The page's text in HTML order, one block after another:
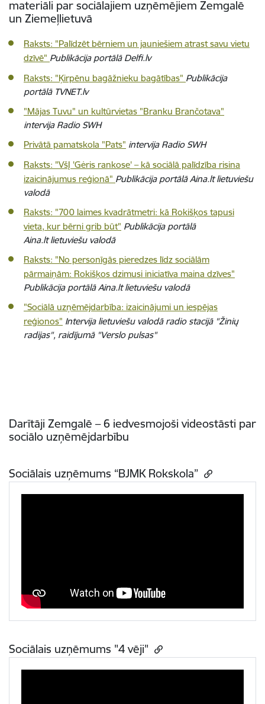
materiāli par sociālajiem uzņēmējiem Zemgalē
un Ziemeļlietuvā
Raksts: "Palīdzēt bērniem un jauniešiem atrast savu vietu
dzīvē" Publikācija portālā Delfi.lv
Raksts: "Ķirpēnu bagāžnieku bagātības" Publikācija
portālā TVNET.lv
"Mājas Tuvu" un kultūrvietas "Branku Brančotava"
intervija Radio SWH
Privātā pamatskola "Pats" intervija Radio SWH
Raksts: "VšĮ 'Gėris rankose' – kā sociālā palīdzība risina
izaicinājumus reģionā" Publikācija portālā Aina.lt lietuviešu
valodā
Raksts: "700 laimes kvadrātmetri: kā Rokišķos tapusi
vieta, kur bērni grib būt" Publikācija portālā
Aina.lt lietuviešu valodā
Raksts: "No personīgās pieredzes līdz sociālām
pārmaiņām: Rokišķos dzimusi iniciatīva maina dzīves"
Publikācija portālā Aina.lt lietuviešu valodā
"Sociālā uzņēmējdarbība: izaicinājumi un iespējas
reģionos" Intervija lietuviešu valodā radio stacijā "Žinių
radijas", raidījumā "Verslo pulsas"
Darītāji Zemgalē – 6 iedvesmojoši videostāsti par
sociālo uzņēmējdarbību
Sociālais uzņēmums “BJMK Rokskola”
Sociālais uzņēmums "4 vēji"